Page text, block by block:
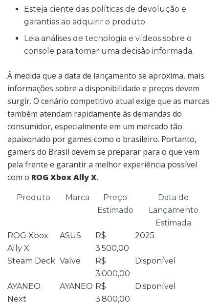
Esteja ciente das políticas de devolução e
garantias ao adquirir o produto.
Leia análises de tecnologia e vídeos sobre o
console para tomar uma decisão informada.
À medida que a data de lançamento se aproxima, mais
informações sobre a disponibilidade e preços devem
surgir. O cenário competitivo atual exige que as marcas
também atendam rapidamente às demandas do
consumidor, especialmente em um mercado tão
apaixonado por games como o brasileiro. Portanto,
gamers do Brasil devem se preparar para o que vem
pela frente e garantir a melhor experiência possível
com o ROG Xbox Ally X.
Produto Marca
Preço
Estimado
Data de
Lançamento
Estimada
ROG Xbox
Ally X
ASUS
R$
3.500,00
2025
Steam Deck Valve
R$
3.000,00
Disponível
AYANEO
Next
AYANEO R$
3.800,00
Disponível